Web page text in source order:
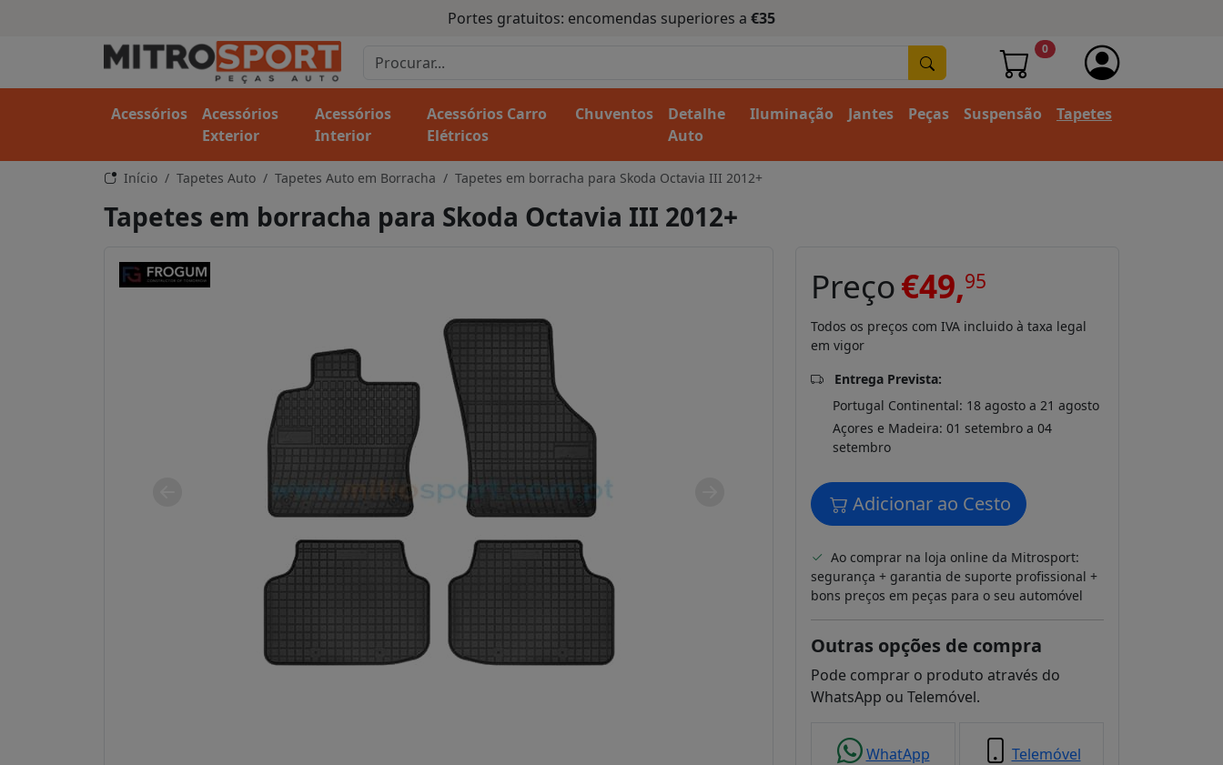
Portes gratuitos: encomendas superiores a €35
0
Acessórios
Acessórios
Exterior
Acessórios
Interior
Acessórios Carro
Elétricos
Chuventos
Detalhe
Auto
Iluminação Jantes Peças Suspensão Tapetes
Início Tapetes Auto Tapetes Auto em Borracha Tapetes em borracha para Skoda Octavia III 2012+
Tapetes em borracha para Skoda Octavia III 2012+
Preço€49,95
Todos os preços com IVA incluido à taxa legal
em vigor
Entrega Prevista:
Portugal Continental: 18 agosto a 21 agosto
Açores e Madeira: 01 setembro a 04
setembro
Adicionar ao Cesto
Ao comprar na loja online da Mitrosport:
segurança + garantia de suporte profissional +
bons preços em peças para o seu automóvel
Outras opções de compra
Pode comprar o produto através do
WhatsApp ou Telemóvel.
WhatApp Telemóvel